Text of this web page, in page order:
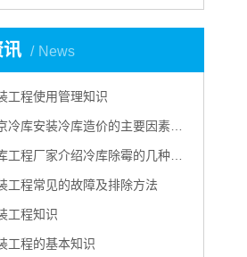
讯 News
工程使用管理知识
库安装冷库造价的主要因素有哪些？
工程厂家介绍冷库除霉的几种方法
工程常见的故障及排除方法
工程知识
工程的基本知识